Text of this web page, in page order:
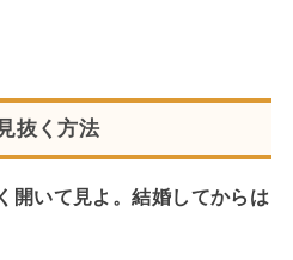
抜く方法
開いて見よ。結婚してからは